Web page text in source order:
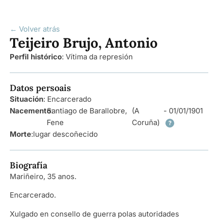
← Volver atrás
Teijeiro Brujo, Antonio
Perfil histórico: Vítima da represión
Datos persoais
Situación: Encarcerado
Nacemento:
Santiago de Barallobre,
Fene
(A
Coruña)
- 01/01/1901
?
Morte:lugar descoñecido
Biografía
Mariñeiro, 35 anos.
Encarcerado.
Xulgado en consello de guerra polas autoridades